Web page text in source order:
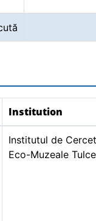
Institution
Institutul de
Eco-Muzeale